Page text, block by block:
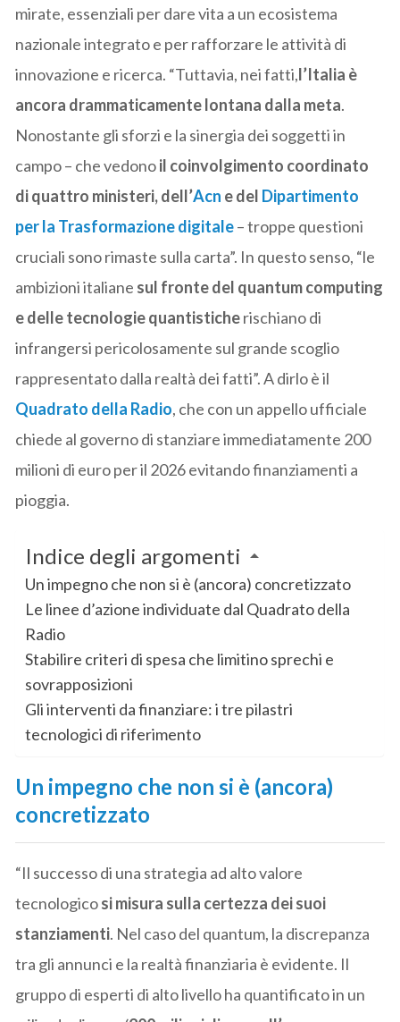
mirate, essenziali per dare vita a un ecosistema
nazionale integrato e per rafforzare le attività di
innovazione e ricerca. “Tuttavia, nei fatti,l’Italia è
ancora drammaticamente lontana dalla meta.
Nonostante gli sforzi e la sinergia dei soggetti in
campo – che vedonoil coinvolgimento coordinato
di quattro ministeri, dell’Acn e del Dipartimento
per la Trasformazione digitale– troppe questioni
cruciali sono rimaste sulla carta”. In questo senso, “le
ambizioni italiane sul fronte del quantum computing
e delle tecnologie quantisticherischiano di
infrangersi pericolosamente sul grande scoglio
rappresentato dalla realtà dei fatti”. A dirlo è il
Quadrato della Radio, che con un appello ufficiale
chiede al governo di stanziare immediatamente 200
milioni di euro per il 2026 evitando finanziamenti a
pioggia.
Indice degli argomenti
Un impegno che non si è (ancora) concretizzato
Le linee d’azione individuate dal Quadrato della
Radio
Stabilire criteri di spesa che limitino sprechi e
sovrapposizioni
Gli interventi da finanziare: i tre pilastri
tecnologici di riferimento
Un impegno che non si è (ancora)
concretizzato
“Il successo di una strategia ad alto valore
tecnologicosi misura sulla certezza dei suoi
stanziamenti. Nel caso del quantum, la discrepanza
tra gli annunci e la realtà finanziaria è evidente. Il
gruppo di esperti di alto livello ha quantificato in un